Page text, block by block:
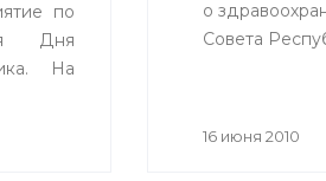
по
Дня
На
о
Cовета
16 июня 2010